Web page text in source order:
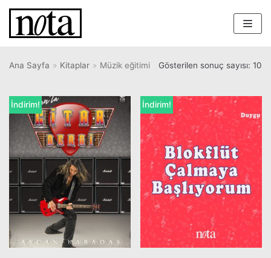
İçeriğe
geç
Ana Sayfa » Kitaplar » Müzik eğitimi Gösterilen sonuç sayısı: 10
İndirim! İndirim!